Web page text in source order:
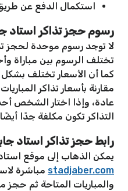
استكمال الدفع عن
رسوم حجز تذاكر استاد
لا توجد رسوم موحدة لحجز
تختلف الرسوم بين مباراة
كما أن الأسعار تختلف بشكل
مقارنة بأسعار تذاكر
عادة، وإذا اختار الشخص
التذاكر تكون مكلفة جدًا
رابط حجز تذاكر استاد
يمكن الذهاب إلى موقع استاد
stadjaber.com مباشرة
والمباريات المتاحة ثم حجز